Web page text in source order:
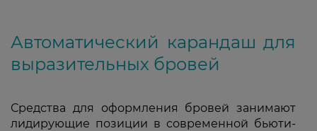
Автоматический карандаш для
выразительных бровей
Средства для оформления бровей занимают
лидирующие позиции в современной бьюти-